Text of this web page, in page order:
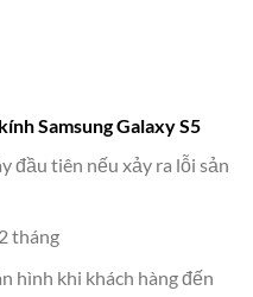
Samsung Galaxy S5
đầu tiên nếu xảy ra lỗi sản
tháng
hình khi khách hàng đến